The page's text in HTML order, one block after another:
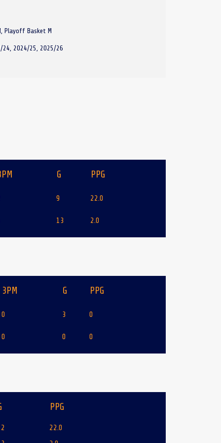
Playoff Basket M
24, 2024/25, 2025/26
G PPG
9 22.0
13 2.0
3PM G PPG
0 3 0
0 0 0
PPG
22.0